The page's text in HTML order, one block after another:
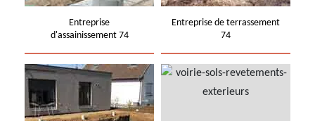
Entreprise
d'assainissement 74
Entreprise de terrassement
74